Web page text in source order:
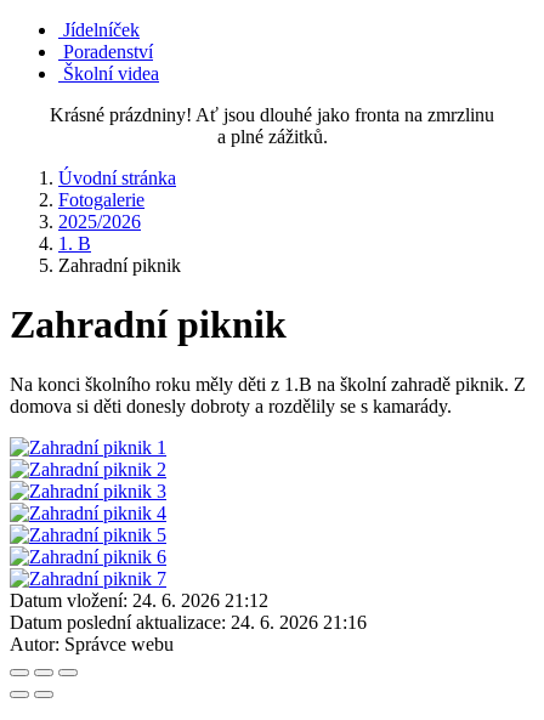
Jídelníček
Poradenství
Školní videa
Krásné prázdniny! Ať jsou dlouhé jako fronta na zmrzlinu
a plné zážitků.
Úvodní stránka
Fotogalerie
2025/2026
1. B
Zahradní piknik
Zahradní piknik
Na konci školního roku měly děti z 1.B na školní zahradě piknik. Z
domova si děti donesly dobroty a rozdělily se s kamarády.
Datum vložení: 24. 6. 2026 21:12
Datum poslední aktualizace: 24. 6. 2026 21:16
Autor: Správce webu